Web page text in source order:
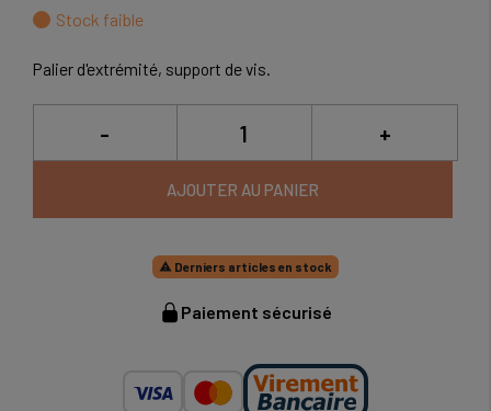
Stock faible
Palier d'extrémité, support de vis.
- +
AJOUTER AU PANIER
 Derniers articles en stock
Paiement sécurisé